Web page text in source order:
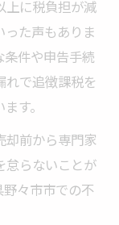
上に税負担が減
った声もありま
件や申告手続
れで追徴課税を
す。
却前から専門家
怠らないことが
々市市での不